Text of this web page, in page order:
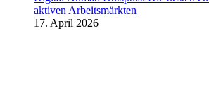
aktiven Arbeitsmärkten
17. April 2026